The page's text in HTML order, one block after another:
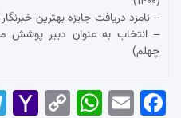
– نامزد دریافت جایزه بهترین خبرنگار
– انتخاب به عنوان دبیر پوشش
چهلم)
Fac
Em
Wh
Co